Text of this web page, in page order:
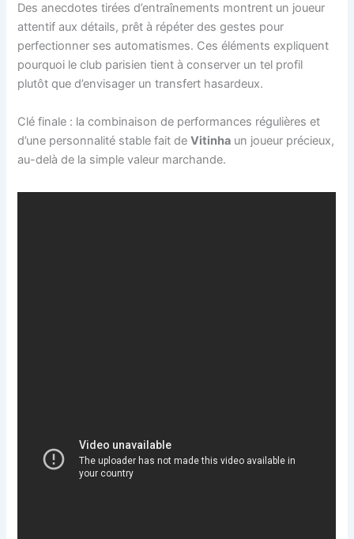
Des anecdotes tirées d’entraînements montrent un joueur
attentif aux détails, prêt à répéter des gestes pour
perfectionner ses automatismes. Ces éléments expliquent
pourquoi le club parisien tient à conserver un tel profil
plutôt que d’envisager un transfert hasardeux.
Clé finale : la combinaison de performances régulières et
d’une personnalité stable fait deVitinha un joueur précieux,
au-delà de la simple valeur marchande.